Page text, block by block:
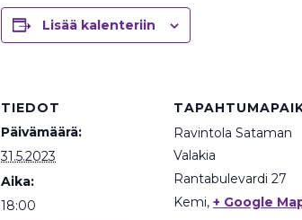
Lisää kalenteriin
TIEDOT
Päivämäärä:
31.5.2023
Aika:
18:00
Ravintola Sataman
Valakia
Rantabulevardi 27
Kemi, + Google